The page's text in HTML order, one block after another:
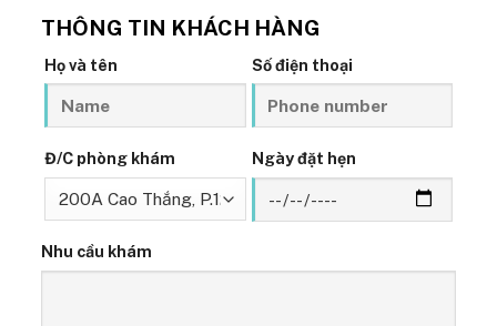
THÔNG TIN KHÁCH HÀNG
Họ và tên Số điện thoại
Đ/C phòng khám Ngày đặt hẹn
Nhu cầu khám